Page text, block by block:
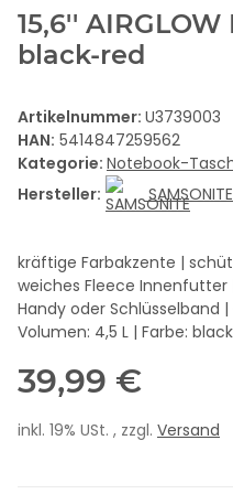
15,6''
black-red
Artikelnummer: U3739003
HAN: 5414847259562
Kategorie: Notebook-
Hersteller:
SAMSONITE
kräftige Farbakzente |
weiches Fleece
Handy oder Schlüsselband
Volumen: 4,5 L | Farbe:
39,99 €
inkl. 19% USt. , zzgl. Versand